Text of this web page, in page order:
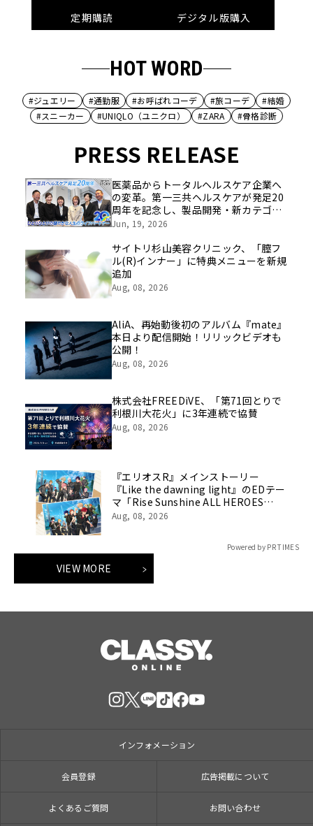
定期購読
デジタル版購入
HOT WORD
#ジュエリー #通勤服 #お呼ばれコーデ #旅コーデ
#結婚
#スニーカー
#UNIQLO（ユニクロ） #ZARA #骨格診断
PRESS RELEASE
医薬品からトータルヘルスケア企業へ
の変革。第一三共ヘルスケアが発足20
周年を記念し、製品開発・新カテゴリ
挑戦の舞台や旧社統合時のエピソード
像を公開！
Jun, 19, 2026
サイトリ杉山美容クリニック、「膣フ
ル(R)インナー」に特典メニューを新規
追加
Aug, 08, 2026
AliA、再始動後初のアルバム『mate』
本日より配信開始！リリックビデオも
公開！
Aug, 08, 2026
株式会社FREEDiVE、「第71回とりで
利根川大花火」に3年連続で協賛
Aug, 08, 2026
『エリオスR』メインストーリー
『Like the dawning light』のEDテー
マ「Rise Sunshine ALL HEROES
Ver.」がフルサイズ配信決定！
Aug, 08, 2026
Powered by PR TIMES
VIEW MORE
インフォメーション
会員登録 広告掲載について
よくあるご質問 お問い合わせ